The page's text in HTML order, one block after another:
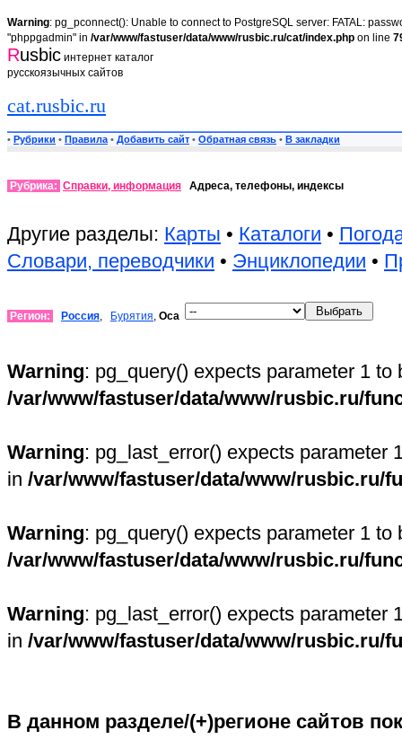
Warning: pg_pconnect(): Unable to connect to PostgreSQL server: FATAL:
"phppgadmin" in /var/www/fastuser/data/www/rusbic.ru/cat/index.php on line
Rusbic интернет каталог
русскоязычных сайтов
cat.rusbic.ru
• Рубрики • Правила • Добавить сайт • Обратная связь • В закладки
Рубрика: Справки, информация Адреса, телефоны, индексы
Другие разделы: Карты • Каталоги •
Словари, переводчики • Энциклопедии •
Регион: Россия, Бурятия, Оса
Warning: pg_query() expects parameter 1
/var/www/fastuser/data/www/rusbic.ru/
Warning: pg_last_error() expects parameter
in /var/www/fastuser/data/www/rusbic.ru/
Warning: pg_query() expects parameter 1
/var/www/fastuser/data/www/rusbic.ru/
Warning: pg_last_error() expects parameter
in /var/www/fastuser/data/www/rusbic.ru/
В данном разделе/(+)регионе сайтов